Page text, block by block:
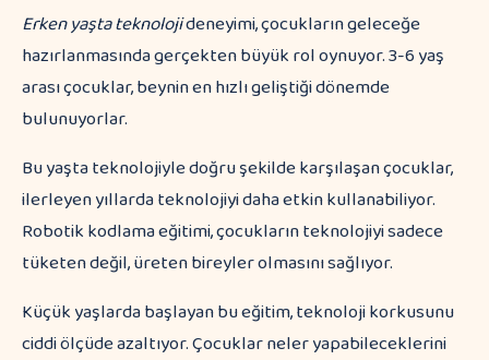
Erken yaşta teknolojideneyimi, çocukların geleceğe
hazırlanmasında gerçekten büyük rol oynuyor. 3-6 yaş
arası çocuklar, beynin en hızlı geliştiği dönemde
bulunuyorlar.
Bu yaşta teknolojiyle doğru şekilde karşılaşan çocuklar,
ilerleyen yıllarda teknolojiyi daha etkin kullanabiliyor.
Robotik kodlama eğitimi, çocukların teknolojiyi sadece
tüketen değil, üreten bireyler olmasını sağlıyor.
Küçük yaşlarda başlayan bu eğitim, teknoloji korkusunu
ciddi ölçüde azaltıyor. Çocuklar neler yapabileceklerini